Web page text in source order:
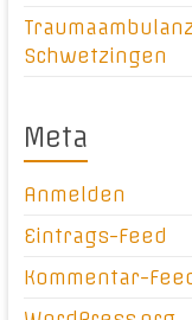
Schwetzingen
Meta
Anmelden
Eintrags-Feed
Kommentar-